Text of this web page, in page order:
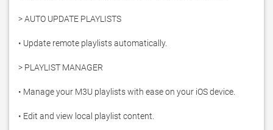
> AUTO UPDATE PLAYLISTS
• Update remote playlists automatically.
> PLAYLIST MANAGER
• Manage your M3U playlists with ease on your iOS device.
• Edit and view local playlist content.